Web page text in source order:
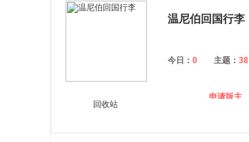
温尼伯回国行李
今日： 0 主题： 38
申请版主
回收站